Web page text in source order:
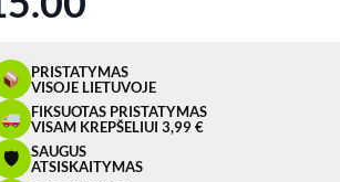
PRISTATYMAS
VISOJE LIETUVOJE
FIKSUOTAS PRISTATYMAS
VISAM KREPŠELIUI 3,99 €
🛡
SAUGUS
ATSISKAITYMAS